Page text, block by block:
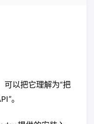
可以把它理解为“把
。